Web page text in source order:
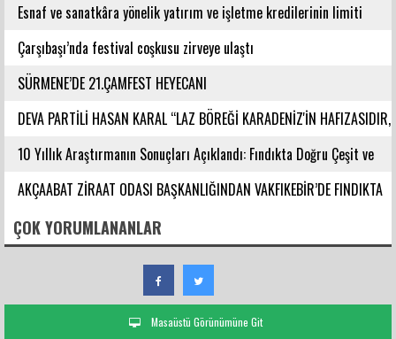
AĞUSTOS AYI İÇİN UYARI!
Esnaf ve sanatkâra yönelik yatırım ve işletme kredilerinin limiti
artırıldı
Çarşıbaşı’nda festival coşkusu zirveye ulaştı
SÜRMENE’DE 21.ÇAMFEST HEYECANI
DEVA PARTİLİ HASAN KARAL “LAZ BÖREĞİ KARADENİZ'İN HAFIZASIDIR,
KİMLİĞİ DEĞİŞTİRİLEMEZ”
10 Yıllık Araştırmanın Sonuçları Açıklandı: Fındıkta Doğru Çeşit ve
Rakım Belirlendi
AKÇAABAT ZİRAAT ODASI BAŞKANLIĞINDAN VAKFIKEBİR’DE FINDIKTA
BAHÇE GÜNÜ ETKİNLİĞİNE KATILIM
ÇOK YORUMLANANLAR
Masaüstü Görünümüne Git